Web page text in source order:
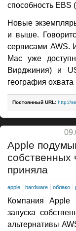
способность EBS
Новые
и выше.
сервисами AWS.
Mac уже
Вирджиния) и
география
Постоянный URL: http://
Apple
собственных
приняла
apple hardware облако
Компания Apple
запуска
альтернативы